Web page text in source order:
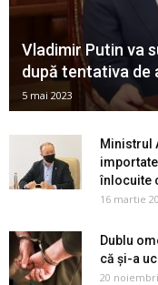
Vladimir Putin va
după tentativa de
5 mai 2023
Ministrul
înlocuite
16 martie
Dublu
că și-a
20